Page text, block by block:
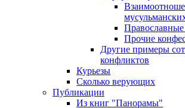
Прочие
Другие примеры
конфликтов
Курьезы
Сколько верующих
Публикации
Из книг "Панорамы"